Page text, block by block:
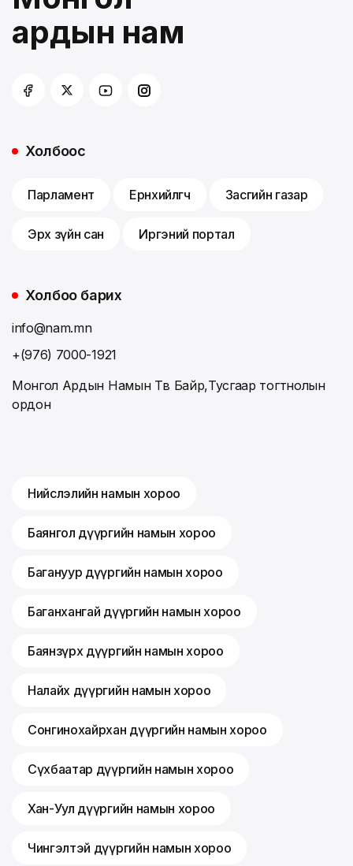
ардын нам
Холбоос
Парламент Ерөнхийлөгч Засгийн газар
Эрх зүйн сан Иргэний портал
Холбоо барих
info@nam.mn
+(976) 7000-1921
Монгол Ардын Намын Төв Байр,Тусгаар тогтнолын
ордон
Нийслэлийн намын хороо
Баянгол дүүргийн намын хороо
Багануур дүүргийн намын хороо
Баганхангай дүүргийн намын хороо
Баянзүрх дүүргийн намын хороо
Налайх дүүргийн намын хороо
Сонгинохайрхан дүүргийн намын хороо
Сүхбаатар дүүргийн намын хороо
Хан-Уул дүүргийн намын хороо
Чингэлтэй дүүргийн намын хороо